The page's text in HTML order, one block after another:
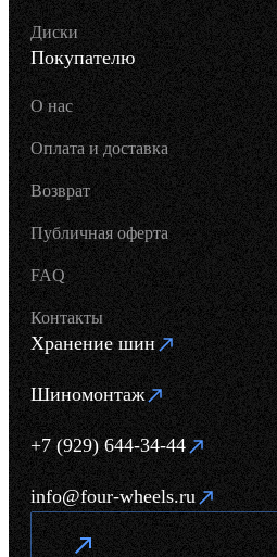
Диски
Покупателю
О нас
Оплата и доставка
Возврат
Публичная оферта
FAQ
Контакты
Хранение шин
Шиномонтаж
+7 (929) 644-34-44
info@four-wheels.ru